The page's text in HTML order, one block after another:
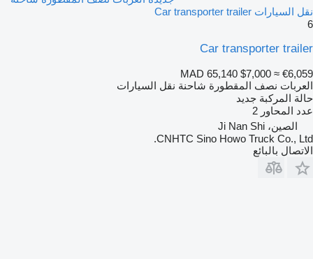
نقل السيارات Car transporter trailer
6
Car transporter trailer
MAD 65,140 $7,000 ≈ €6,059
العربات نصف المقطورة شاحنة نقل السيارات
حالة المركبة جديد
عدد المحاور 2
الصين، Ji Nan Shi
CNHTC Sino Howo Truck Co., Ltd.
الاتصال بالبائع